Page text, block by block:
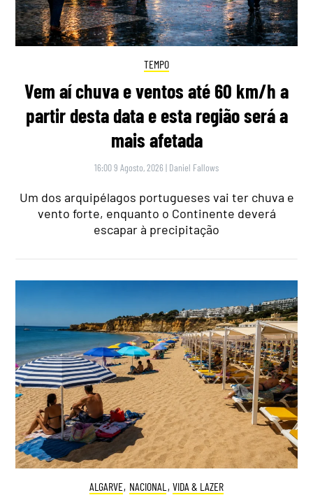
TEMPO
Vem aí chuva e ventos até 60 km/h a
partir desta data e esta região será a
mais afetada
16:00 9 Agosto, 2026 | Daniel Fallows
Um dos arquipélagos portugueses vai ter chuva e
vento forte, enquanto o Continente deverá
escapar à precipitação
ALGARVE, NACIONAL , VIDA & LAZER